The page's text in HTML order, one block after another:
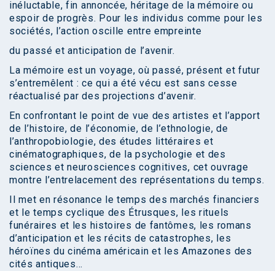
inéluctable, fin annoncée, héritage de la mémoire ou
espoir de progrès. Pour les individus comme pour les
sociétés, l’action oscille entre empreinte
du passé et anticipation de l’avenir.
La mémoire est un voyage, où passé, présent et futur
s’entremêlent : ce qui a été vécu est sans cesse
réactualisé par des projections d’avenir.
En confrontant le point de vue des artistes et l’apport
de l’histoire, de l’économie, de l’ethnologie, de
l’anthropobiologie, des études littéraires et
cinématographiques, de la psychologie et des
sciences et neurosciences cognitives, cet ouvrage
montre l’entrelacement des représentations du temps.
Il met en résonance le temps des marchés financiers
et le temps cyclique des Étrusques, les rituels
funéraires et les histoires de fantômes, les romans
d’anticipation et les récits de catastrophes, les
héroïnes du cinéma américain et les Amazones des
cités antiques…